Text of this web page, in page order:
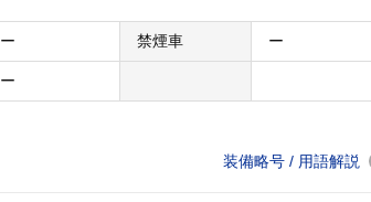
ー 禁煙車 ー
ー
装備略号 / 用語解説